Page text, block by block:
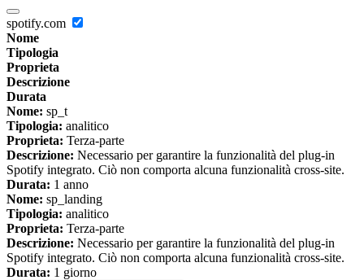
spotify.com
Nome
Tipologia
Proprieta
Descrizione
Durata
Nome: sp_t
Tipologia: analitico
Proprieta: Terza-parte
Descrizione: Necessario per garantire la funzionalità del plug-in
Spotify integrato. Ciò non comporta alcuna funzionalità cross-site.
Durata: 1 anno
Nome: sp_landing
Tipologia: analitico
Proprieta: Terza-parte
Descrizione: Necessario per garantire la funzionalità del plug-in
Spotify integrato. Ciò non comporta alcuna funzionalità cross-site.
Durata: 1 giorno